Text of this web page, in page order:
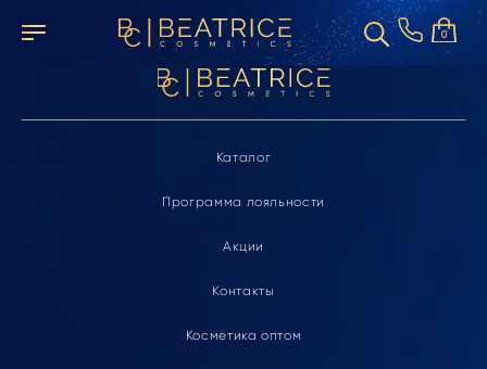
0
Элемент не найден
Каталог
Программа лояльности
Акции
Контакты
Косметика оптом